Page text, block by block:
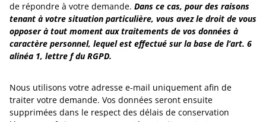
de répondre à votre demande. Dans ce cas, pour des raisons
tenant à votre situation particulière, vous avez le droit de vous
opposer à tout moment aux traitements de vos données à
caractère personnel, lequel est effectué sur la base de l’art. 6
alinéa 1, lettre f du RGPD.
Nous utilisons votre adresse e-mail uniquement afin de
traiter votre demande. Vos données seront ensuite
supprimées dans le respect des délais de conservation